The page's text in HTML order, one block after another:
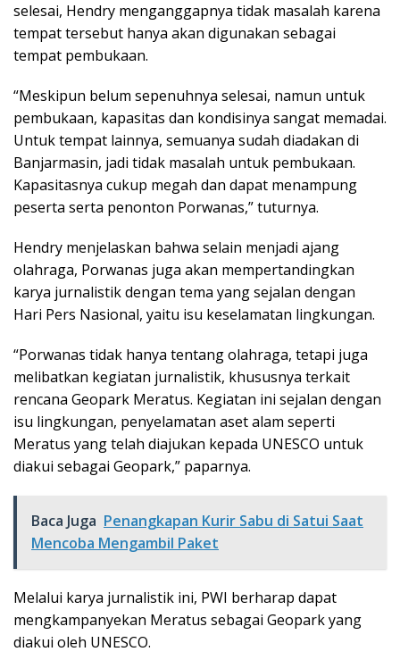
selesai, Hendry menganggapnya tidak masalah karena
tempat tersebut hanya akan digunakan sebagai
tempat pembukaan.
“Meskipun belum sepenuhnya selesai, namun untuk
pembukaan, kapasitas dan kondisinya sangat memadai.
Untuk tempat lainnya, semuanya sudah diadakan di
Banjarmasin, jadi tidak masalah untuk pembukaan.
Kapasitasnya cukup megah dan dapat menampung
peserta serta penonton Porwanas,” tuturnya.
Hendry menjelaskan bahwa selain menjadi ajang
olahraga, Porwanas juga akan mempertandingkan
karya jurnalistik dengan tema yang sejalan dengan
Hari Pers Nasional, yaitu isu keselamatan lingkungan.
“Porwanas tidak hanya tentang olahraga, tetapi juga
melibatkan kegiatan jurnalistik, khususnya terkait
rencana Geopark Meratus. Kegiatan ini sejalan dengan
isu lingkungan, penyelamatan aset alam seperti
Meratus yang telah diajukan kepada UNESCO untuk
diakui sebagai Geopark,” paparnya.
Baca Juga Penangkapan Kurir Sabu di Satui Saat
Mencoba Mengambil Paket
Melalui karya jurnalistik ini, PWI berharap dapat
mengkampanyekan Meratus sebagai Geopark yang
diakui oleh UNESCO.